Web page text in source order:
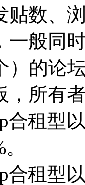
贴数、
一般同
）的论
，所有
合租型
合租型